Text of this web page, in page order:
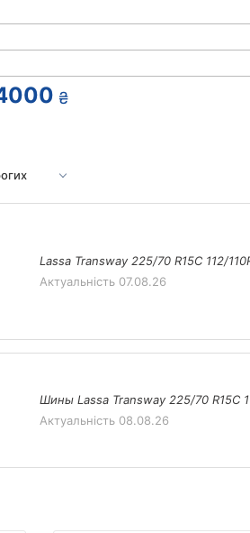
₴
Lassa Transway 225/70 R15C 112/
Актуальність 07.08.26
Шины Lassa Transway 225/70 R15C
Актуальність 08.08.26